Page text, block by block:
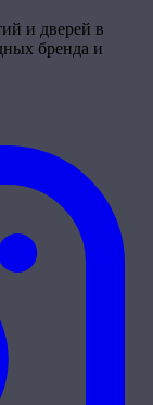
и дверей в
бренда и